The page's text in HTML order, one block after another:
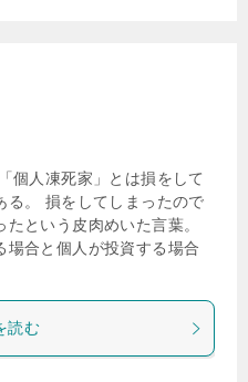
個人凍死家」とは損をして
る。 損をしてしまったので
という皮肉めいた言葉。
場合と個人が投資する場合
読む